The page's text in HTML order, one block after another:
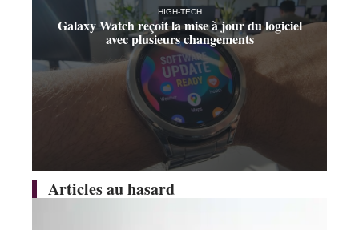
HIGH-TECH
Galaxy Watch reçoit la mise à jour du logiciel
avec plusieurs changements
Articles au hasard